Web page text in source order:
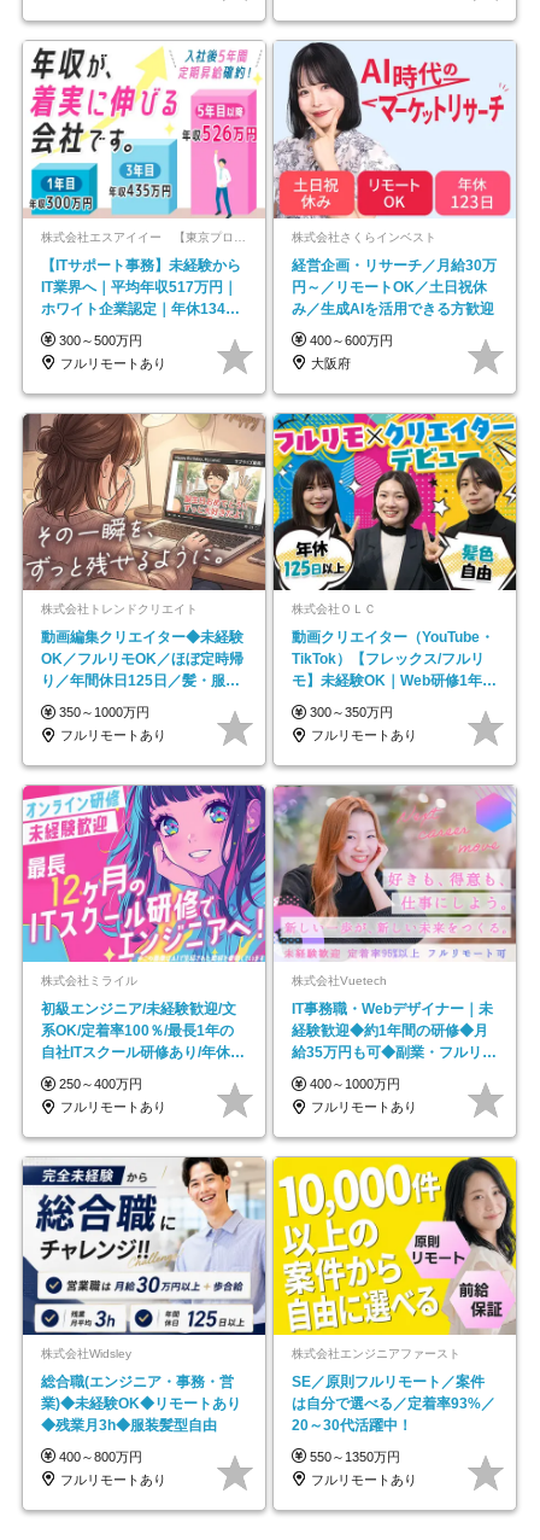
【ITサポート事務】未経験から
IT業界へ｜平均年収517万円｜
ホワイト企業認定｜年休134日
｜リモートOK
300～500万円
フルリモートあり
株式会社さくらインベスト
経営企画・リサーチ／月給30万
円～／リモートOK／土日祝休
み／生成AIを活用できる方歓迎
400～600万円
大阪府
株式会社トレンドクリエイト
動画編集クリエイター◆未経験
OK／フルリモOK／ほぼ定時帰
り／年間休日125日／髪・服・
ネイル自由／副業OK
350～1000万円
フルリモートあり
株式会社ＯＬＣ
動画クリエイター（YouTube・
TikTok）【フレックス/フルリ
モ】未経験OK｜Web研修1年間
｜副業OK
300～350万円
フルリモートあり
株式会社ミライル
初級エンジニア/未経験歓迎/文
系OK/定着率100％/最長1年の
自社ITスクール研修あり/年休
130日
250～400万円
フルリモートあり
株式会社Vuetech
IT事務職・Webデザイナー｜未
経験歓迎◆約1年間の研修◆月
給35万円も可◆副業・フルリモ
ート可◆年休126日
400～1000万円
フルリモートあり
株式会社Widsley
総合職(エンジニア・事務・営
業)◆未経験OK◆リモートあり
◆残業月3h◆服装髪型自由
400～800万円
フルリモートあり
株式会社エンジニアファースト
SE／原則フルリモート／案件
は自分で選べる／定着率93%／
20～30代活躍中！
550～1350万円
フルリモートあり